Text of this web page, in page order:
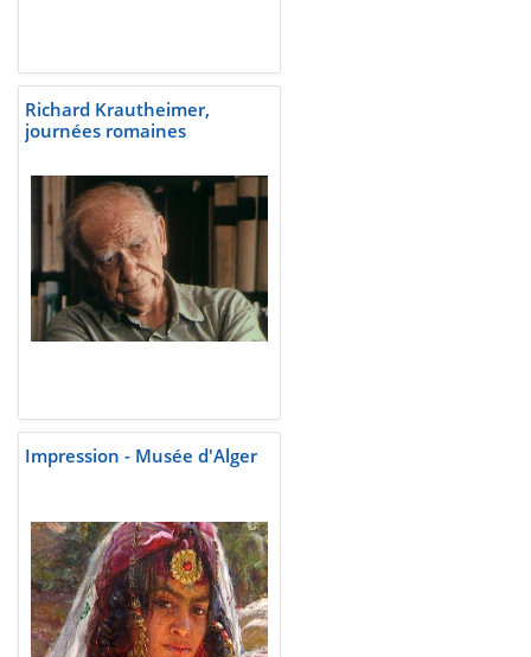
Richard Krautheimer,
journées romaines
Impression - Musée d'Alger